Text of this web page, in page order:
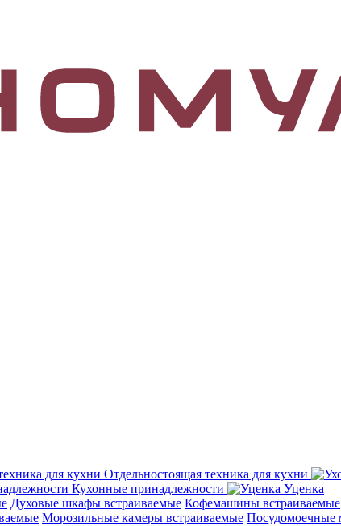
Отдельностоящая техника для кухни
Кухонные принадлежности
Уценка
Духовые шкафы встраиваемые Кофемашины встраиваемые
Морозильные камеры встраиваемые Посудомоечные